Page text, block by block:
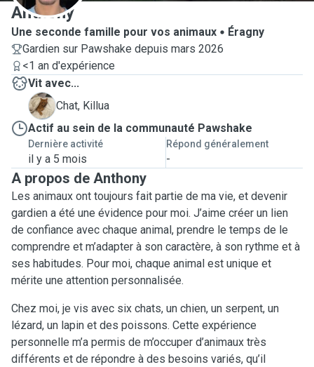
Anthony
Une seconde famille pour vos animaux
Éragny
Gardien sur Pawshake depuis mars 2026
<1 an d'expérience
Vit avec...
K
Chat, Killua
Actif au sein de la communauté Pawshake
Dernière activité
il y a 5 mois
Répond généralement
-
A propos de Anthony
Les animaux ont toujours fait partie de ma vie, et devenir
gardien a été une évidence pour moi. J’aime créer un lien
de confiance avec chaque animal, prendre le temps de le
comprendre et m’adapter à son caractère, à son rythme et à
ses habitudes. Pour moi, chaque animal est unique et
mérite une attention personnalisée.
Chez moi, je vis avec six chats, un chien, un serpent, un
lézard, un lapin et des poissons. Cette expérience
personnelle m’a permis de m’occuper d’animaux très
différents et de répondre à des besoins variés, qu’il